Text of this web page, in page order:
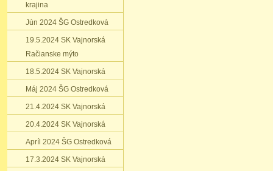
krajina
Jún 2024 ŠG Ostredková
19.5.2024 SK Vajnorská
Račianske mýto
18.5.2024 SK Vajnorská
Máj 2024 ŠG Ostredková
21.4.2024 SK Vajnorská
20.4.2024 SK Vajnorská
Apríl 2024 ŠG Ostredková
17.3.2024 SK Vajnorská